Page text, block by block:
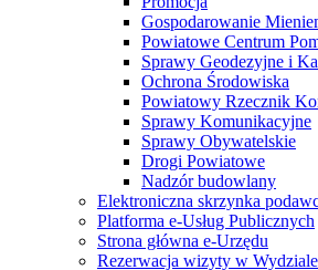
Gospodarowanie
Powiatowe Centrum
Sprawy Geodezyjne i
Ochrona Środowiska
Powiatowy Rzecznik
Sprawy Komunikacyjne
Sprawy Obywatelskie
Drogi Powiatowe
Nadzór budowlany
Elektroniczna skrzynka
Platforma e-Usług Publicznych
Strona główna e-Urzędu
Rezerwacja wizyty w